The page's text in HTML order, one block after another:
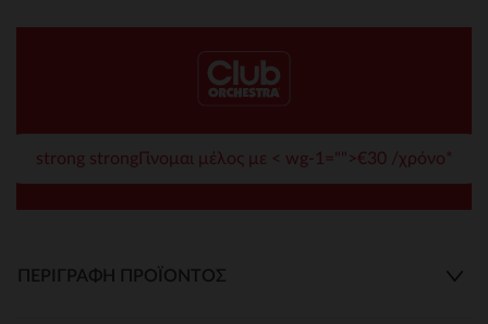
strong strongΓίνομαι μέλος με < wg-1="">€30 /χρόνο*
ΠΕΡΙΓΡΑΦΉ ΠΡΟΪΌΝΤΟΣ